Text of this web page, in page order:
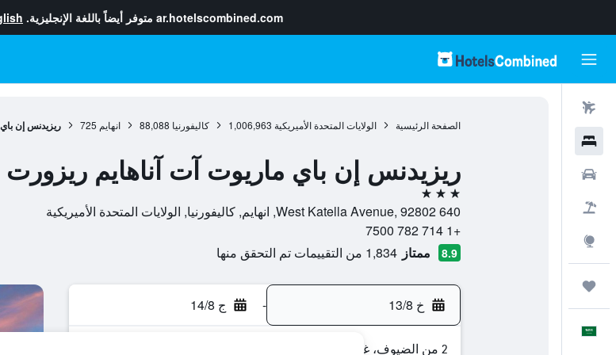
ar.hotelscombined.com متوفر أيضاً باللغة الإنجليزية.
الصفحة الرئيسية الولايات المتحدة الأميريكية 1,006,963 كاليفورنيا 88,088 انهايم 725 ريزيدنس إن
ريزيدنس إن باي ماريوت آت آناهايم
3 نجوم
640 West Katella Avenue, 92802, انهايم, كاليفورنيا, الولايات المتحدة الأميريكية
+1 714 782 7500
8.9 ممتاز 1,834 من التقييمات تم التحقق منها
خ 13/8 - ج 14/8
2 من الضيوف، غرفة واحدة